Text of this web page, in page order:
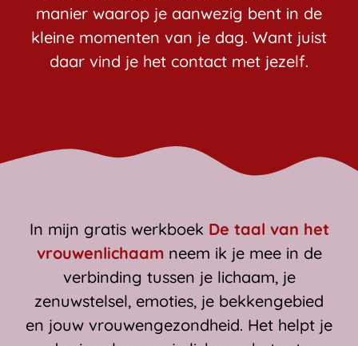
manier waarop je aanwezig bent in de
kleine momenten van je dag. Want juist
daar vind je het contact met jezelf.
In mijn gratis werkboek De taal van het
vrouwenlichaamneem ik je mee in de
verbinding tussen je lichaam, je
zenuwstelsel, emoties, je bekkengebied
en jouw vrouwengezondheid. Het helpt je